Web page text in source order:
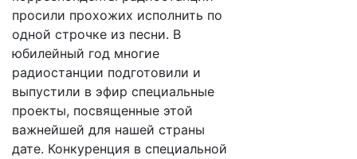
просили прохожих исполнить по
одной строчке из песни. В
юбилейный год многие
радиостанции подготовили и
выпустили в эфир специальные
проекты, посвященные этой
важнейшей для нашей страны
дате. Конкуренция в специальной